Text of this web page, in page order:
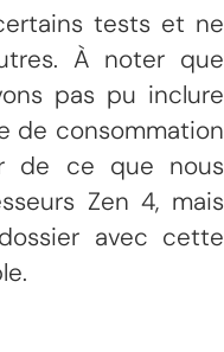
tests et ne
À noter que
pas pu inclure
de consommation
de ce que nous
Zen 4, mais
avec cette